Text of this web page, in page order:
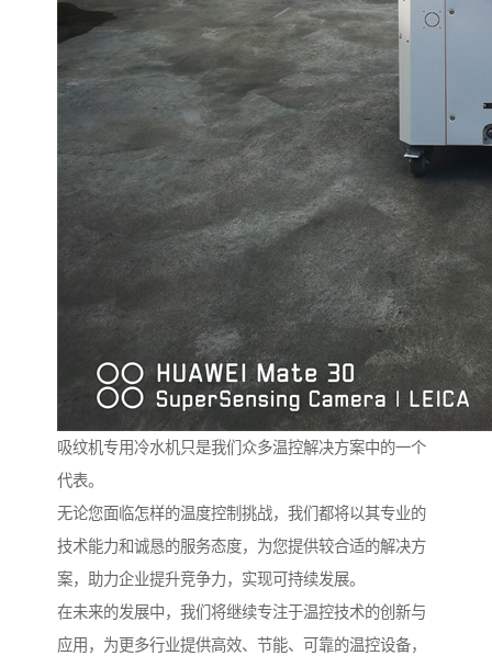
吸纹机专用冷水机只是我们众多温控解决方案中的一个
代表。
无论您面临怎样的温度控制挑战，我们都将以其专业的
技术能力和诚恳的服务态度，为您提供较合适的解决方
案，助力企业提升竞争力，实现可持续发展。
在未来的发展中，我们将继续专注于温控技术的创新与
应用，为更多行业提供高效、节能、可靠的温控设备，